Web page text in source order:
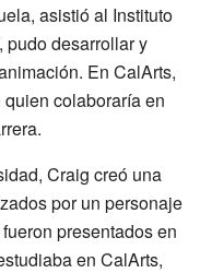
asistió al Instituto
pudo desarrollar y
En CalArts,
quien colaboraría en
Craig creó una
por un personaje
presentados en
en CalArts,